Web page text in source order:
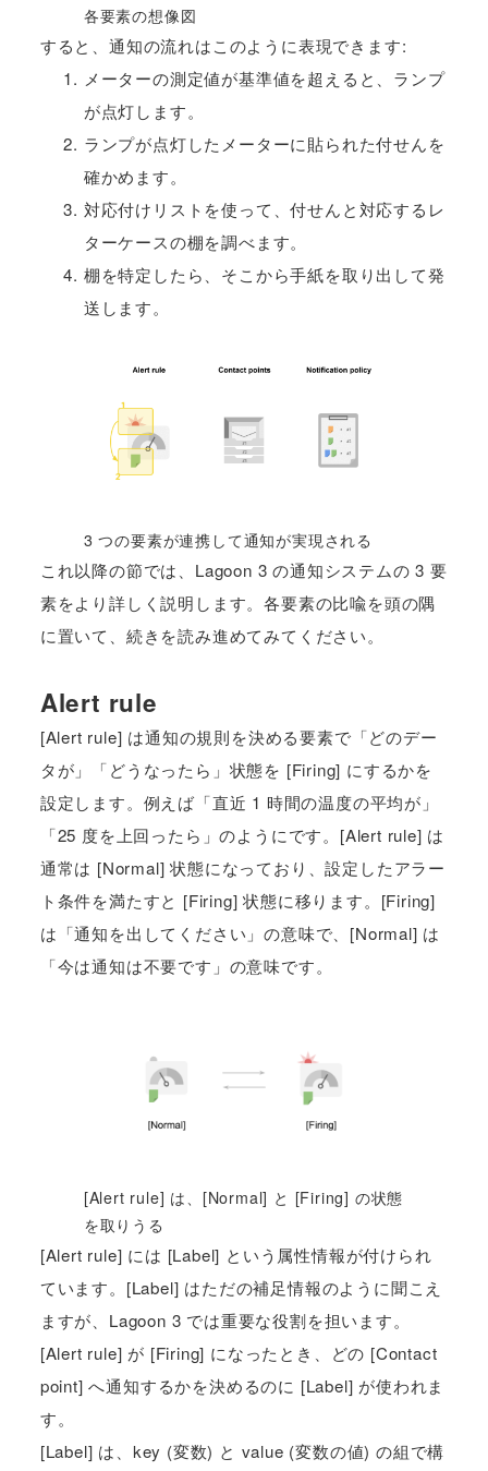
各要素の想像図
すると、通知の流れはこのように表現できます:
メーターの測定値が基準値を超えると、ランプ
が点灯します。
ランプが点灯したメーターに貼られた付せんを
確かめます。
対応付けリストを使って、付せんと対応するレ
ターケースの棚を調べます。
棚を特定したら、そこから手紙を取り出して発
送します。
3 つの要素が連携して通知が実現される
これ以降の節では、Lagoon 3 の通知システムの 3 要
素をより詳しく説明します。各要素の比喩を頭の隅
に置いて、続きを読み進めてみてください。
Alert rule
[Alert rule] は通知の規則を決める要素で「どのデー
タが」「どうなったら」状態を [Firing] にするかを
設定します。例えば「直近 1 時間の温度の平均が」
「25 度を上回ったら」のようにです。[Alert rule] は
通常は [Normal] 状態になっており、設定したアラー
ト条件を満たすと [Firing] 状態に移ります。[Firing]
は「通知を出してください」の意味で、[Normal] は
「今は通知は不要です」の意味です。
[Alert rule] は、[Normal] と [Firing] の状態
を取りうる
[Alert rule] には [Label] という属性情報が付けられ
ています。[Label] はただの補足情報のように聞こえ
ますが、Lagoon 3 では重要な役割を担います。
[Alert rule] が [Firing] になったとき、どの [Contact
point] へ通知するかを決めるのに [Label] が使われま
す。
[Label] は、key (変数) と value (変数の値) の組で構